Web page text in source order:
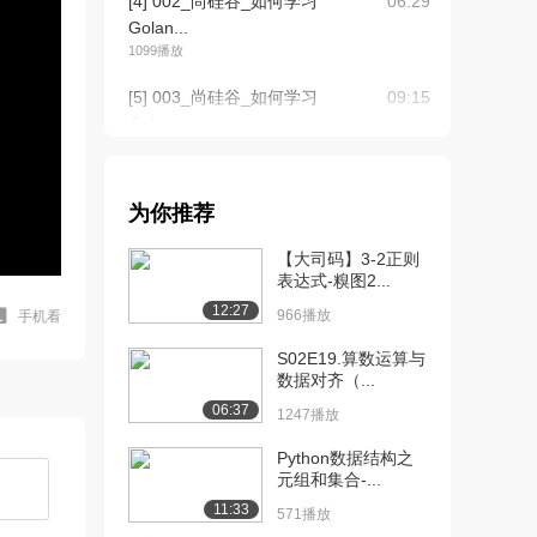
手机看
Golan...
1099播放
[5] 003_尚硅谷_如何学习
09:15
Golan...
[7] 005_尚硅谷_Go语言发
展简史（...
07:31
[8] 005_尚硅谷_Go语言发
展简史（...
[9] 006_尚硅谷_Go语言的
特性和快...
为你推荐
12:27
【大司码】3-2正则
表达式-糗图2...
966播放
06:37
S02E19.算数运算与
数据对齐（...
1247播放
11:33
Python数据结构之
元组和集合-...
571播放